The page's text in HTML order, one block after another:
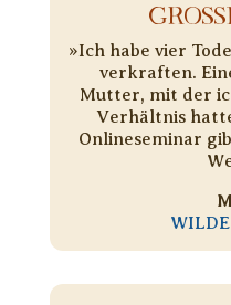
»Ich habe vier
verkraften.
Mutter, mit der
Verhältnis
Onlineseminar